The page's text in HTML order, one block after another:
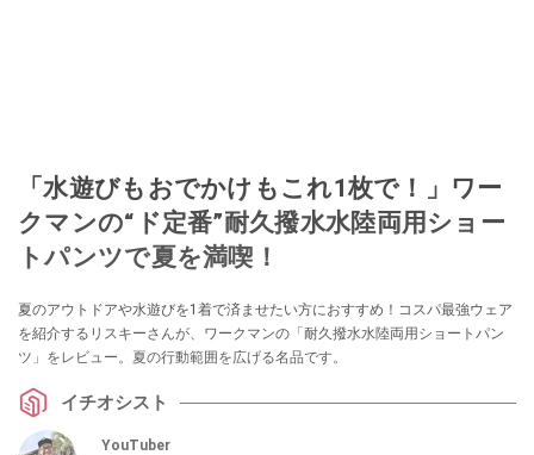
「水遊びもおでかけもこれ1枚で！」ワー
クマンの“ド定番”耐久撥水水陸両用ショー
トパンツで夏を満喫！
夏のアウトドアや水遊びを1着で済ませたい方におすすめ！コスパ最強ウェア
を紹介するリスキーさんが、ワークマンの「耐久撥水水陸両用ショートパン
ツ」をレビュー。夏の行動範囲を広げる名品です。
イチオシスト
YouTuber